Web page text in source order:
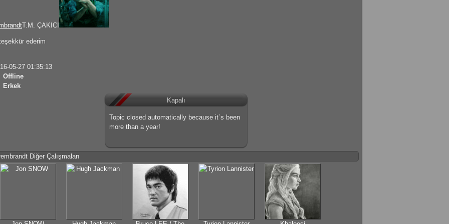
T.M. ÇAKICI
ederim
05-27 01:35:13
Offline
Erkek
Kapalı
Topic closed automatically because it`s been
more than a year!
Diğer Çalışmaları